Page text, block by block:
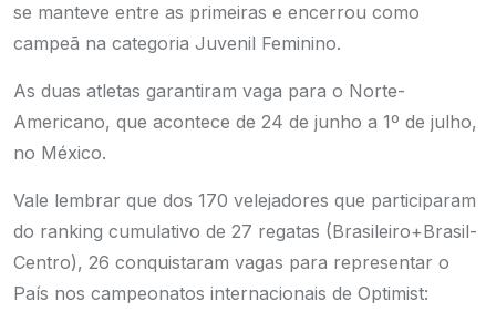
se manteve entre as primeiras e encerrou como
campeã na categoria Juvenil Feminino.
As duas atletas garantiram vaga para o Norte-
Americano, que acontece de 24 de junho a 1º de julho,
no México.
Vale lembrar que dos 170 velejadores que participaram
do ranking cumulativo de 27 regatas (Brasileiro+Brasil-
Centro), 26 conquistaram vagas para representar o
País nos campeonatos internacionais de Optimist: